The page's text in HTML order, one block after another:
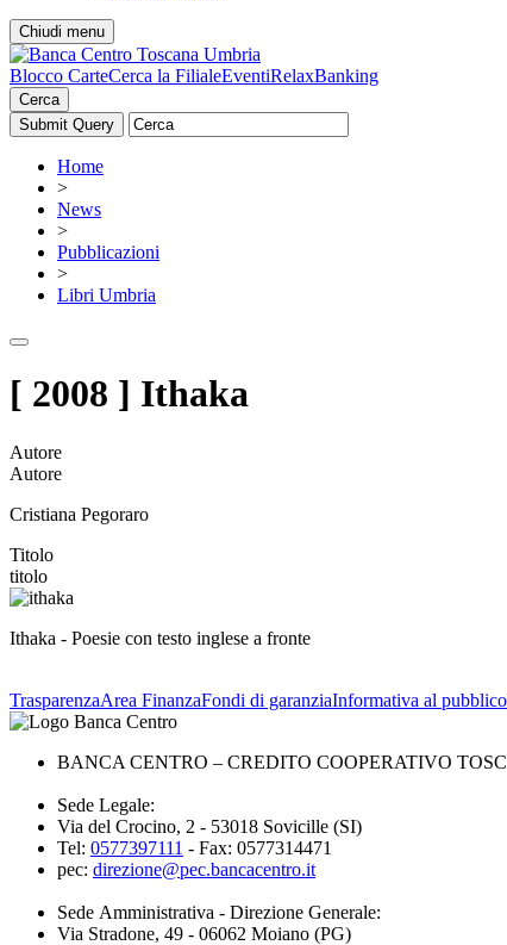
Chiudi menu
Blocco CarteCerca la FilialeEventiRelaxBanking
Cerca
Home
>
News
>
Pubblicazioni
>
Libri Umbria
[ 2008 ] Ithaka
Autore
Autore
Cristiana Pegoraro
Titolo
titolo
Ithaka - Poesie con testo inglese a fronte
TrasparenzaArea FinanzaFondi di garanziaInformativa al pubblico
BANCA CENTRO – CREDITO COOPERATIVO
Sede Legale:
Via del Crocino, 2 - 53018 Sovicille (SI)
Tel: 0577397111 - Fax: 0577314471
pec: direzione@pec.bancacentro.it
Sede Amministrativa - Direzione Generale:
Via Stradone, 49 - 06062 Moiano (PG)